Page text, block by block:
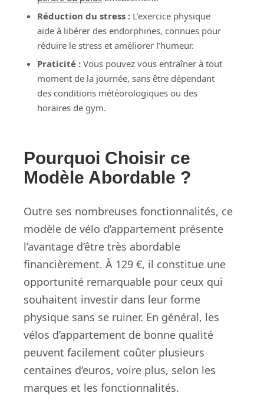
Réduction du stress :L’exercice physique
aide à libérer des endorphines, connues pour
réduire le stress et améliorer l’humeur.
Praticité :Vous pouvez vous entraîner à tout
moment de la journée, sans être dépendant
des conditions météorologiques ou des
horaires de gym.
Pourquoi Choisir ce
Modèle Abordable ?
Outre ses nombreuses fonctionnalités, ce
modèle de vélo d’appartement présente
l’avantage d’être très abordable
financièrement. À 129 €, il constitue une
opportunité remarquable pour ceux qui
souhaitent investir dans leur forme
physique sans se ruiner. En général, les
vélos d’appartement de bonne qualité
peuvent facilement coûter plusieurs
centaines d’euros, voire plus, selon les
marques et les fonctionnalités.